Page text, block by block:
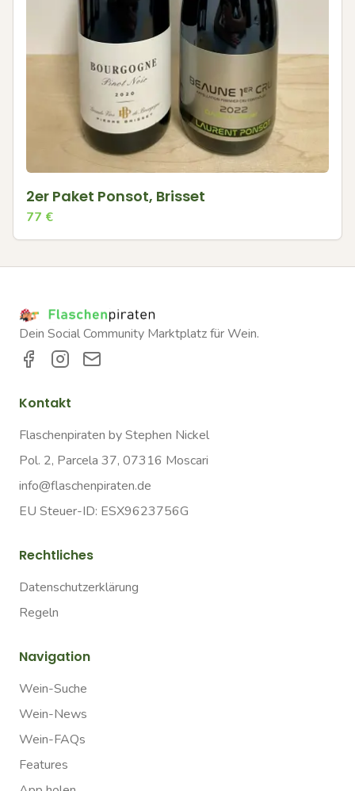
2er Paket Ponsot, Brisset
77 €
Dein Social Community Marktplatz für Wein.
Kontakt
Flaschenpiraten by Stephen Nickel
Pol. 2, Parcela 37, 07316 Moscari
info@flaschenpiraten.de
EU Steuer-ID: ESX9623756G
Rechtliches
Datenschutzerklärung
Regeln
Navigation
Wein-Suche
Wein-News
Wein-FAQs
Features